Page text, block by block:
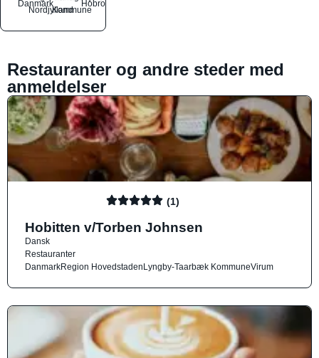
Danmark
Nordjylland
Kommune
Hobro
Restauranter og andre steder med
anmeldelser
(1)
Hobitten v/Torben Johnsen
Dansk
Restauranter
DanmarkRegion HovedstadenLyngby-Taarbæk KommuneVirum